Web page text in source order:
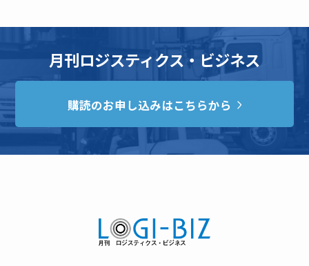
月刊ロジスティクス・ビジネス
購読のお申し込みはこちらから